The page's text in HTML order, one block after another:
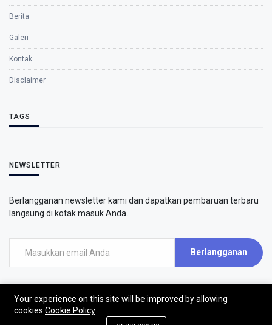
Berita
Galeri
Kontak
Disclaimer
TAGS
NEWSLETTER
Berlangganan newsletter kami dan dapatkan pembaruan terbaru
langsung di kotak masuk Anda.
Berlangganan
Your experience on this site will be improved by allowing
cookies Cookie Policy